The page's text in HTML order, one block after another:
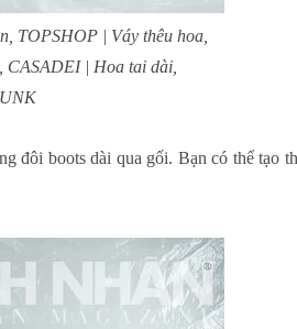
TOPSHOP | Váy thêu hoa,
CASADEI | Hoa tai dài,
đôi boots dài qua gối. Bạn có thể tạo